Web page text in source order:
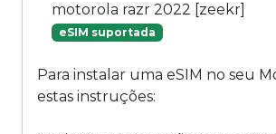
motorola razr 2022 [zeekr]
eSIM suportada
Para instalar uma eSIM no seu
estas instruções: